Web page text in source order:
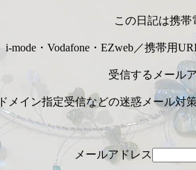
この日記は携
i-mode・Vodafone・EZweb／携帯用
受信するメール
ドメイン指定受信などの迷惑メール対
メールアドレス